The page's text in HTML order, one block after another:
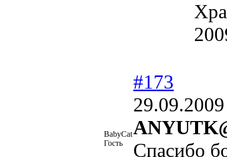
BabyCat
Гость
#173
Спасибо